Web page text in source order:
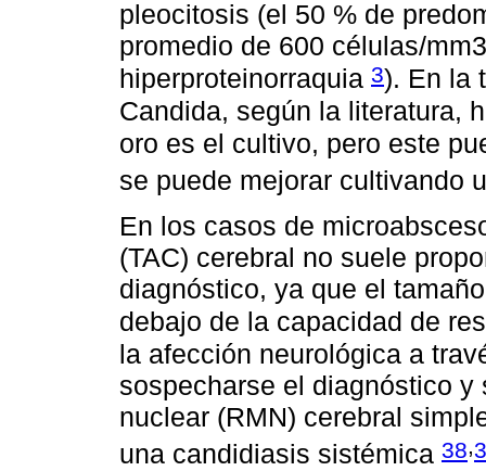
pleocitosis (el 50 % de
promedio de 600 células/
hiperproteinorraquia 3). En la
Candida, según la literatura,
oro es el cultivo, pero este
se puede mejorar cultivando
En los casos de
(TAC) cerebral no suele
diagnóstico, ya que el
debajo de la capacidad de
la afección neurológica a
sospecharse el diagnóstico
nuclear (RMN) cerebral
una candidiasis sistémica 38,